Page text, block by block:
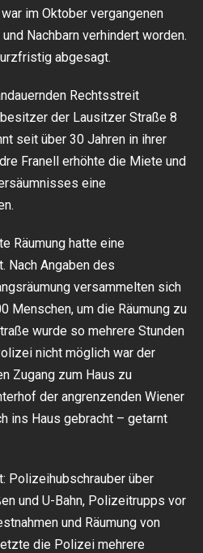
im Oktober vergangenen
Nachbarn verhindert worden.
abgesagt.
Rechtsstreit
der Lausitzer Straße 8
seit über 30 Jahren in ihrer
Franell erhöhte die Miete und
eine
Räumung hatte eine
Nach Angaben des
versammelten sich
Menschen, um die Räumung zu
wurde so mehrere Stunden
nicht möglich war der
Zugang zum Haus zu
der angrenzenden Wiener
ins Haus gebracht – getarnt
Polizeihubschrauber über
und U-Bahn, Polizeitrupps vor
und Räumung von
die Polizei mehrere